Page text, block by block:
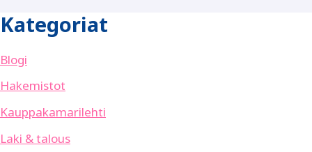
Kategoriat
Blogi
Hakemistot
Kauppakamarilehti
Laki & talous